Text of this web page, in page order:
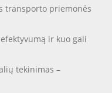
transporto priemonės
ir kuo gali
tekinimas –